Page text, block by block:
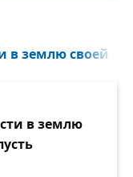
в землю своей
в землю